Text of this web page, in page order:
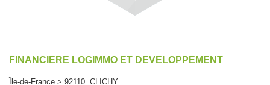
FINANCIERE LOGIMMO ET DEVELOPPEMENT
Île-de-France > 92110 CLICHY